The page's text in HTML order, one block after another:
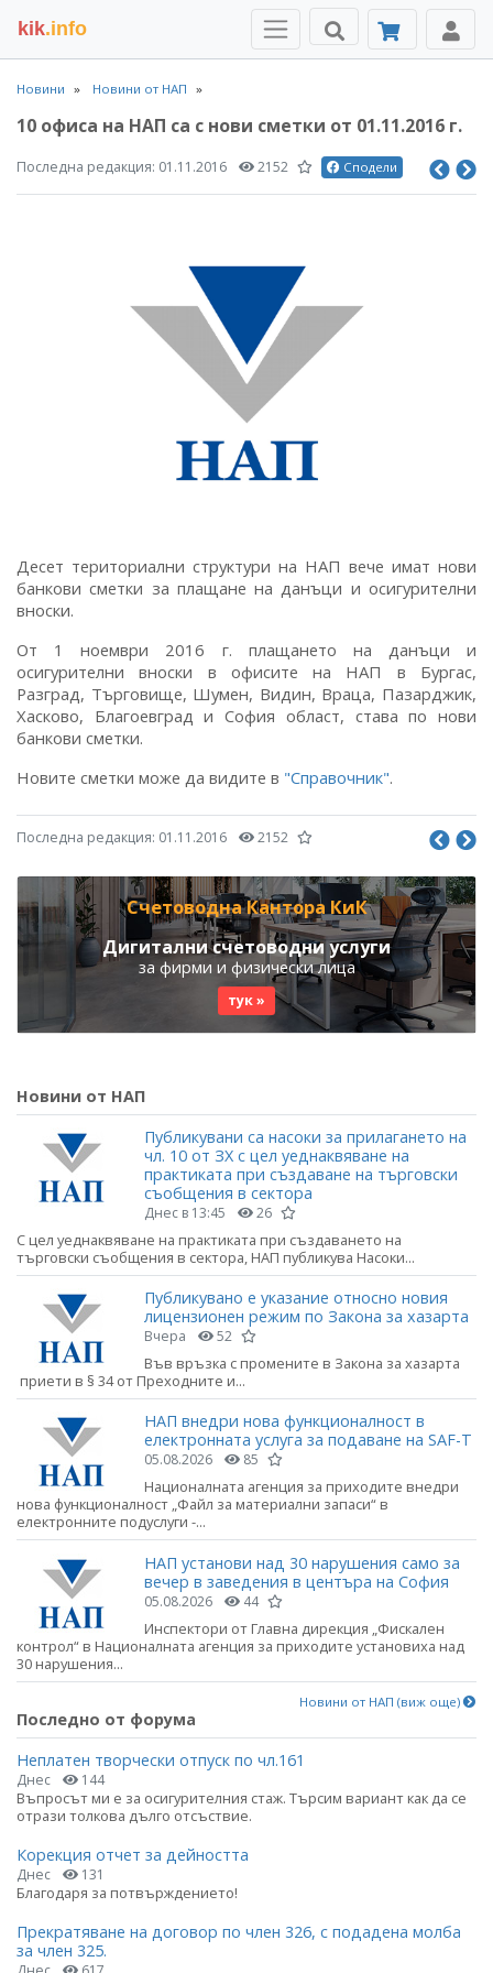
kik.info
Новини Новини от НАП
10 офиса на НАП са с нови сметки от 01.11.2016 г.
Последна редакция: 01.11.2016 2152 Сподели
Десет териториални структури на НАП вече имат нови
банкови сметки за плащане на данъци и осигурителни
вноски.
От 1 ноември 2016 г. плащането на данъци и
осигурителни вноски в офисите на НАП в Бургас,
Разград, Търговище, Шумен, Видин, Враца, Пазарджик,
Хасково, Благоевград и София област, става по нови
банкови сметки.
Новите сметки може да видите в "Справочник".
Последна редакция: 01.11.2016 2152
Счетоводна Кантора КиК
Дигитални счетоводни услуги
за фирми и физически лица
тук »
Новини от НАП
Публикувани са насоки за прилагането на
чл. 10 от ЗХ с цел уеднаквяване на
практиката при създаване на търговски
съобщения в сектора
Днес в 13:45 26
С цел уеднаквяване на практиката при създаването на
търговски съобщения в сектора, НАП публикува Насоки...
Публикувано е указание относно новия
лицензионен режим по Закона за хазарта
Вчера 52
Във връзка с промените в Закона за хазарта
приети в § 34 от Преходните и...
НАП внедри нова функционалност в
електронната услуга за подаване на SAF-T
05.08.2026 85
Националната агенция за приходите внедри
нова функционалност „Файл за материални запаси“ в
електронните подуслуги -...
НАП установи над 30 нарушения само за
вечер в заведения в центъра на София
05.08.2026 44
Инспектори от Главна дирекция „Фискален
контрол“ в Националната агенция за приходите установиха над
30 нарушения...
Новини от НАП (виж още)
Последно от форума
Неплатен творчески отпуск по чл.161
Днес 144
Въпросът ми е за осигурителния стаж. Търсим вариант как да се
отрази толкова дълго отсъствие.
Корекция отчет за дейността
Днес 131
Благодаря за потвърждението!
Прекратяване на договор по член 326, с подадена молба
за член 325.